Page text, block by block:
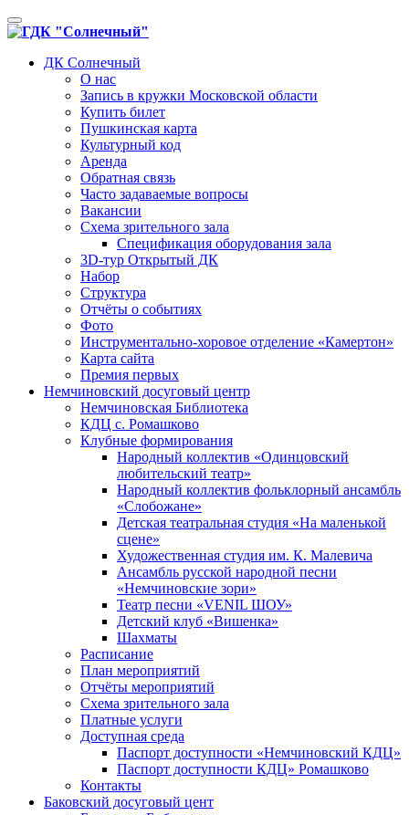
Toggle
navigation
ДК Солнечный
О нас
Запись в кружки Московской области
Купить билет
Пушкинская карта
Культурный код
Аренда
Обратная связь
Часто задаваемые вопросы
Вакансии
Схема зрительного зала
Спецификация оборудования зала
3D-тур Открытый ДК
Набор
Структура
Отчёты о событиях
Фото
Инструментально-хоровое отделение «Камертон»
Карта сайта
Премия первых
Немчиновский досуговый центр
Немчиновская Библиотека
КДЦ с. Ромашково
Клубные формирования
Народный коллектив «Одинцовский
любительский театр»
Народный коллектив фольклорный ансамбль
«Слобожане»
Детская театральная студия «На маленькой
сцене»
Художественная студия им. К. Малевича
Ансамбль русской народной песни
«Немчиновские зори»
Театр песни «VENIL ШОУ»
Детский клуб «Вишенка»
Шахматы
Расписание
План мероприятий
Отчёты мероприятий
Схема зрительного зала
Платные услуги
Доступная среда
Паспорт доступности «Немчиновский КДЦ»
Паспорт доступности КДЦ» Ромашково
Контакты
Баковский досуговый цент